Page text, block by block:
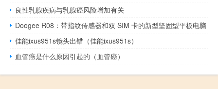
良性乳腺疾病与乳腺癌风险增加有关
Doogee R08：带指纹传感器和双 SIM 卡的新型坚固型平板电脑
佳能ixus951s镜头出错（佳能ixus951s）
血管癌是什么原因引起的（血管癌）